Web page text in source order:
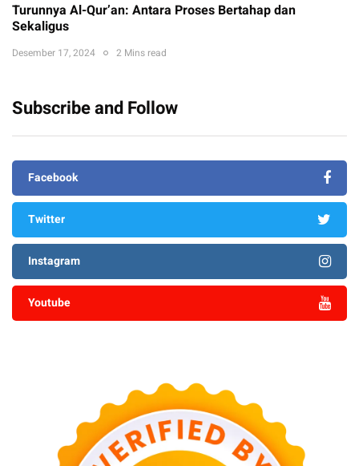
Turunnya Al-Qur’an: Antara Proses Bertahap dan
Sekaligus
Desember 17, 2024 2 Mins read
Subscribe and Follow
Facebook
Twitter
Instagram
Youtube